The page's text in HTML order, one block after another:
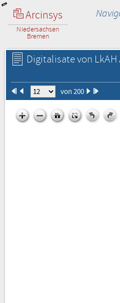
Arcinsys
Niedersachsen
Bremen
Digitalisate von LkAH
von 200